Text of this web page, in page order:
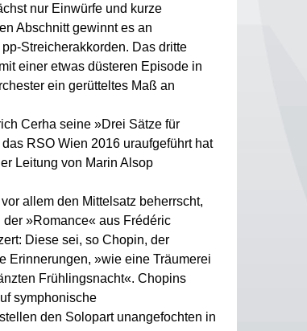
nur Einwürfe und kurze
Abschnitt gewinnt es an
Streicherakkorden. Das dritte
einer etwas düsteren Episode in
ein gerütteltes Maß an
Cerha seine »Drei Sätze für
RSO Wien 2016 uraufgeführt hat
Leitung von Marin Alsop
allem den Mittelsatz beherrscht,
»Romance« aus Frédéric
Diese sei, so Chopin, der
Erinnerungen, »wie eine Träumerei
Frühlingsnacht«. Chopins
symphonische
den Solopart unangefochten in